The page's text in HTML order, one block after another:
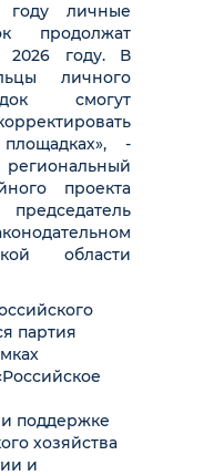
личные
продолжат
2026 году. В
личного
смогут
-
проекта
области
партия
поддержке
хозяйства
и